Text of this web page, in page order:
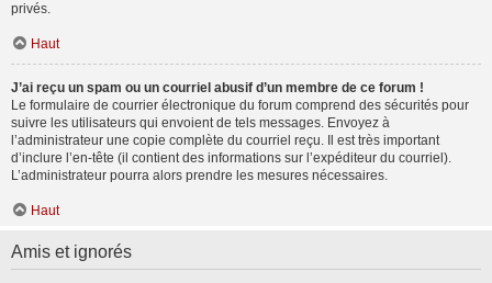
privés.
Haut
J’ai reçu un spam ou un courriel abusif d’un membre de ce forum !
Le formulaire de courrier électronique du forum comprend des sécurités pour
suivre les utilisateurs qui envoient de tels messages. Envoyez à
l’administrateur une copie complète du courriel reçu. Il est très important
d’inclure l’en-tête (il contient des informations sur l’expéditeur du courriel).
L’administrateur pourra alors prendre les mesures nécessaires.
Haut
Amis et ignorés